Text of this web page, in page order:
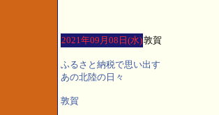
2021年09月08日(水)敦賀
ふるさと納税で思い出す
あの北陸の日々
敦賀